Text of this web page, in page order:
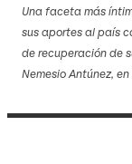
Una faceta más
sus aportes al país
de recuperación de
Nemesio Antúnez, en